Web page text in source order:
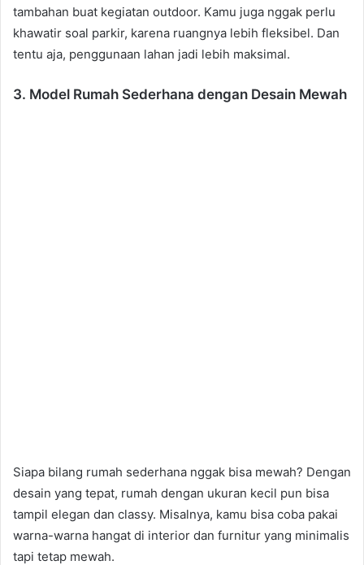
tambahan buat kegiatan outdoor. Kamu juga nggak perlu
khawatir soal parkir, karena ruangnya lebih fleksibel. Dan
tentu aja, penggunaan lahan jadi lebih maksimal.
3. Model Rumah Sederhana dengan Desain Mewah
Siapa bilang rumah sederhana nggak bisa mewah? Dengan
desain yang tepat, rumah dengan ukuran kecil pun bisa
tampil elegan dan classy. Misalnya, kamu bisa coba pakai
warna-warna hangat di interior dan furnitur yang minimalis
tapi tetap mewah.